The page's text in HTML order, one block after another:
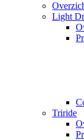
Light
Triride